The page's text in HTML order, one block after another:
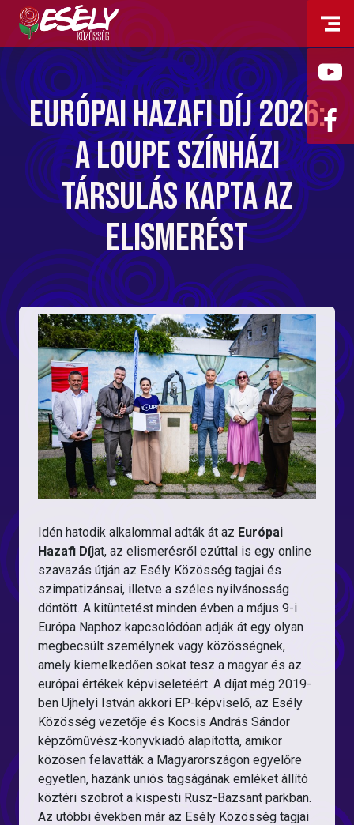
Európai Hazafi Díj 2026:
a Loupe Színházi
Társulás kapta az
elismerést
Idén hatodik alkalommal adták át az Európai
Hazafi Díjat, az elismerésről ezúttal is egy online
szavazás útján az Esély Közösség tagjai és
szimpatizánsai, illetve a széles nyilvánosság
döntött. A kitüntetést minden évben a május 9-i
Európa Naphoz kapcsolódóan adják át egy olyan
megbecsült személynek vagy közösségnek,
amely kiemelkedően sokat tesz a magyar és az
európai értékek képviseletéért. A díjat még 2019-
ben Ujhelyi István akkori EP-képviselő, az Esély
Közösség vezetője és Kocsis András Sándor
képzőművész-könyvkiadó alapította, amikor
közösen felavatták a Magyarországon egyelőre
egyetlen, hazánk uniós tagságának emléket állító
köztéri szobrot a kispesti Rusz-Bazsant parkban.
Az utóbbi években már az Esély Közösség tagjai